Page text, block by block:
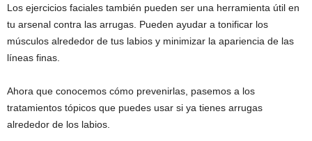
Los ejercicios faciales también pueden ser una herramienta útil en
tu arsenal contra las arrugas. Pueden ayudar a tonificar los
músculos alrededor de tus labios y minimizar la apariencia de las
líneas finas.
Ahora que conocemos cómo prevenirlas, pasemos a los
tratamientos tópicos que puedes usar si ya tienes arrugas
alrededor de los labios.